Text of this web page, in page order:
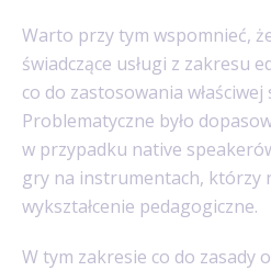
Warto przy tym wspomnieć,
świadczące usługi z zakresu
co do zastosowania
Problematyczne było
w przypadku native
gry na instrumentach, którzy
wykształcenie pedagogiczne.
W tym zakresie co do zasady